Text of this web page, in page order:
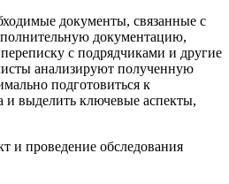
документы, связанные с
документацию,
с подрядчиками и другие
анализируют полученную
подготовиться к
и выделить ключевые аспекты,
и проведение обследования